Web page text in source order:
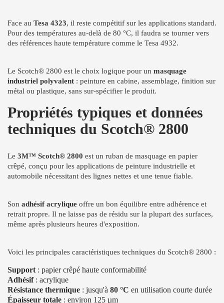
Face au Tesa 4323, il reste compétitif sur les applications standard.
Pour des températures au-delà de 80 °C, il faudra se tourner vers
des références haute température comme le Tesa 4932.
Le Scotch® 2800 est le choix logique pour un masquage
industriel polyvalent : peinture en cabine, assemblage, finition sur
métal ou plastique, sans sur-spécifier le produit.
Propriétés typiques et données
techniques du Scotch® 2800
Le 3M™ Scotch® 2800 est un ruban de masquage en papier
crêpé, conçu pour les applications de peinture industrielle et
automobile nécessitant des lignes nettes et une tenue fiable.
Son adhésif acrylique offre un bon équilibre entre adhérence et
retrait propre. Il ne laisse pas de résidu sur la plupart des surfaces,
même après plusieurs heures d'exposition.
Voici les principales caractéristiques techniques du Scotch® 2800 :
Support : papier crêpé haute conformabilité
Adhésif: acrylique
Résistance thermique : jusqu'à 80 °C en utilisation courte durée
Épaisseur totale : environ 125 µm